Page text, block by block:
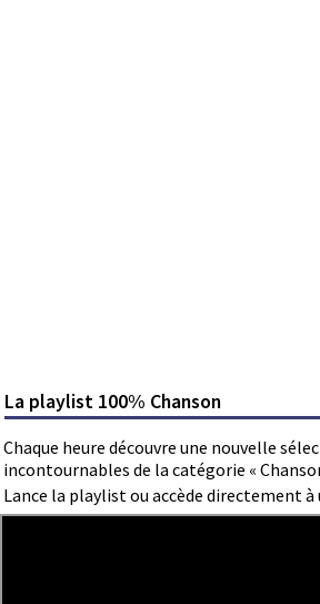
La playlist 100% Chanson
Chaque heure découvre une nouvelle
incontournables de la catégorie «
Lance la playlist ou accède directement